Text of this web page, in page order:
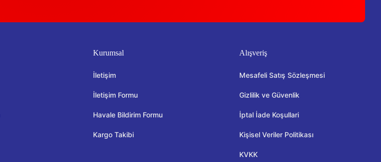
Kurumsal
İletişim
İletişim Formu
Havale Bildirim Formu
Kargo Takibi
Alışveriş
Mesafeli Satış Sözleşmesi
Gizlilik ve Güvenlik
İptal İade Koşullari
Kişisel Veriler Politikası
KVKK